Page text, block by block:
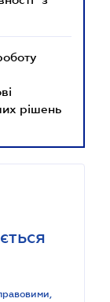
рішень